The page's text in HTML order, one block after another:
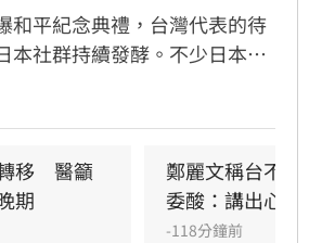
和平紀念典禮，台灣代表的待
本社群持續發酵。不少日本網
方式感到不滿，認為不應受到
表達歉意。
移　醫籲
期
鄭麗文稱台不
委酸：講出心裡
-118分鐘前